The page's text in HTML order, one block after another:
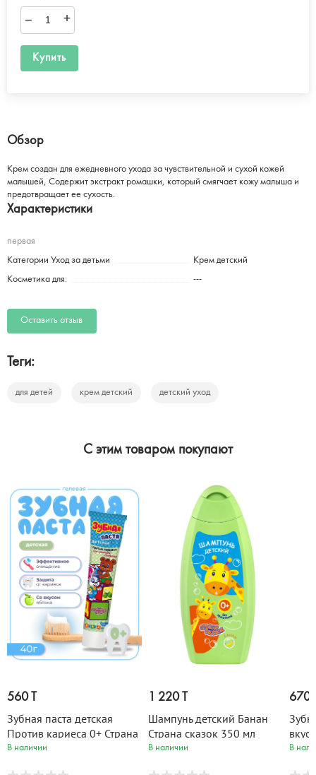
– +
Купить
Обзор
Крем создан для ежедневного ухода за чувствительной и сухой кожей
малышей, Содержит экстракт ромашки, который смягчает кожу малыша и
предотвращает ее сухость.
Характеристики
первая
Категории Уход за детьми Крем детский
Косметика для: ---
Оставить отзыв
Теги:
для детей крем детский детский уход
C этим товаром покупают
560 T
Зубная паста детская
Против кариеса 0+ Страна
сказок 40 гр
В наличии
1 220 T
Шампунь детский Банан
Страна сказок 350 мл
В наличии
670
В